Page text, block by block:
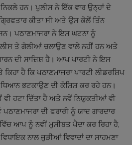
ਹਨ। ਪੁਲੀਸ ਨੇ ਇੱਕ ਵਾਰ ਉਨ੍ਹਾਂ ਦੇ
ਕੀਤਾ ਸੀ ਅਤੇ ਉਸ ਕੋਲੋਂ ਤਿੰਨ
ਪਠਾਣਮਾਜਰਾ ਨੇ ਇਸ ਘਟਨਾ ਨੂੰ
ਤੇ ਗੋਲੀਆਂ ਚਲਾਉਣ ਵਾਲੇ ਨਹੀਂ ਹਨ ਅਤੇ
ਦੀ ਸਾਜ਼ਿਸ਼ ਹੈ। ਆਪ ਪਾਰਟੀ ਨੇ ਇਸ
ਹੈ ਕਿ ਪਠਾਣਮਾਜਰਾ ਪਾਰਟੀ ਲੀਡਰਸ਼ਿਪ
ਭਟਕਾਉਣ ਦੀ ਕੋਸ਼ਿਸ਼ ਕਰ ਰਹੇ ਹਨ।
ਵੀ ਹਟਾ ਦਿੱਤਾ ਹੈ ਅਤੇ ਨਵੇਂ ਨਿਯੁਕਤੀਆਂ ਵੀ
ਦੀ ਫਰਾਰੀ ਨੂੰ ਯਾਦ ਗਾਰਦਾਰ
ਆਪ ਨੂੰ ਨਵੀਂ ਮੁਸੀਬਤ ਪੈਦਾ ਕਰ ਰਿਹਾ ਹੈ,
ਨਾਲ ਜੁੜੀਆਂ ਵਿਵਾਦਾਂ ਦਾ ਸਾਹਮਣਾ